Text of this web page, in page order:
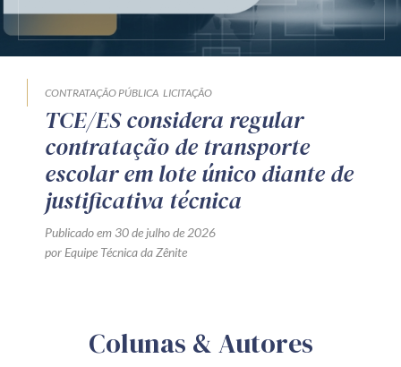
CONTRATAÇÃO PÚBLICA LICITAÇÃO
TCE/ES considera regular
contratação de transporte
escolar em lote único diante de
justificativa técnica
Publicado em 30 de julho de 2026
por Equipe Técnica da Zênite
Colunas & Autores